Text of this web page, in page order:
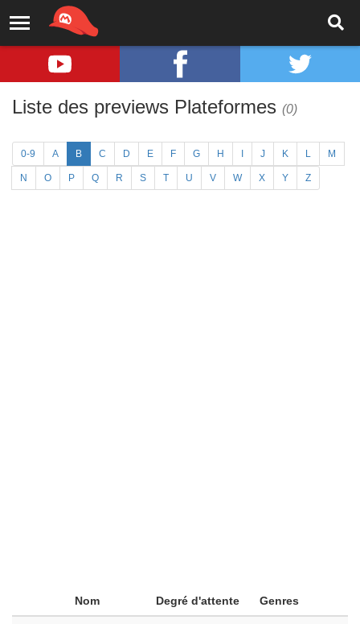
Liste des previews Plateformes (0)
0-9 A B C D E F G H J K L M
N O P Q R S T U V W X Y Z
Nom Degré d'attente Genres